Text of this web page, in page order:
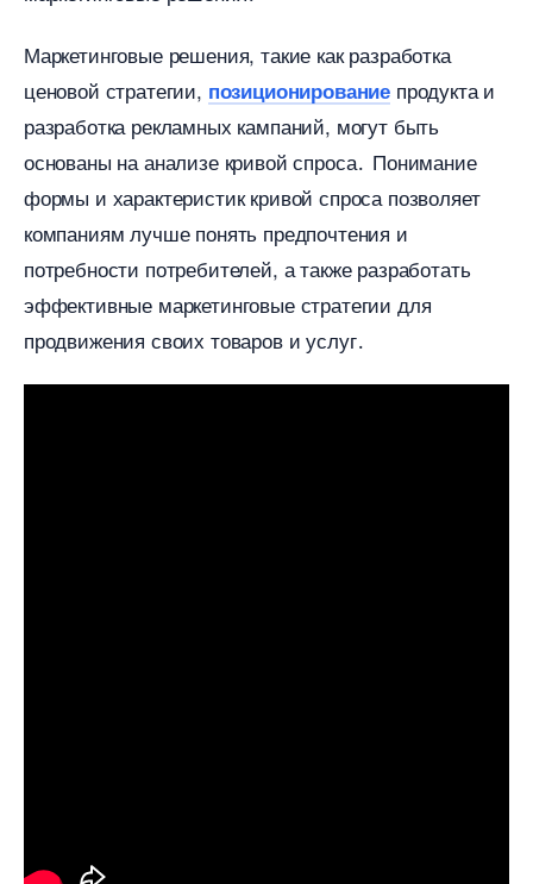
Маркетинговые решения, такие как разработка
ценовой стратегии, позиционирование продукта и
разработка рекламных кампаний, могут быть
основаны на анализе кривой спроса․ Понимание
формы и характеристик кривой спроса позволяет
компаниям лучше понять предпочтения и
потребности потребителей, а также разработать
эффективные маркетинговые стратегии для
продвижения своих товаров и услуг․